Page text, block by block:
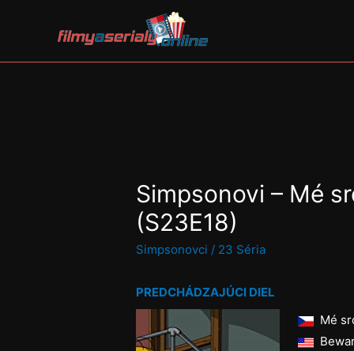
Simpsonovi – Mé
(S23E18)
Simpsonovci / 23 Séria
PREDCHÁDZAJÚCI DIEL
Mé